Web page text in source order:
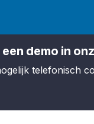
demo in
telefonisch